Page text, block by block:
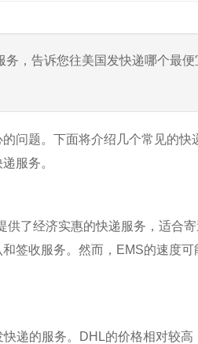
，告诉您往美国发快递哪个最
问题。下面将介绍几个常见的快
服务。
了经济实惠的快递服务，适合
签收服务。然而，EMS的速度
递的服务。DHL的价格相对较